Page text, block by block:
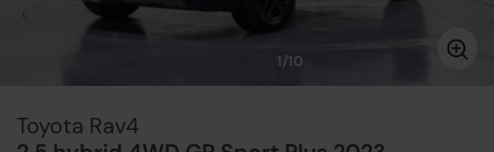
1/10
Toyota Rav4